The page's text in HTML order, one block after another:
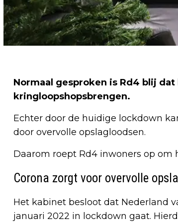
Normaal gesproken is Rd4 blij
kringloopshopsbrengen.
Echter door de huidige lockdown
door overvolle opslagloodsen.
Daarom roept Rd4 inwoners op om
Corona zorgt voor overvolle
Het kabinet besloot dat Nederland
januari 2022 in lockdown gaat.